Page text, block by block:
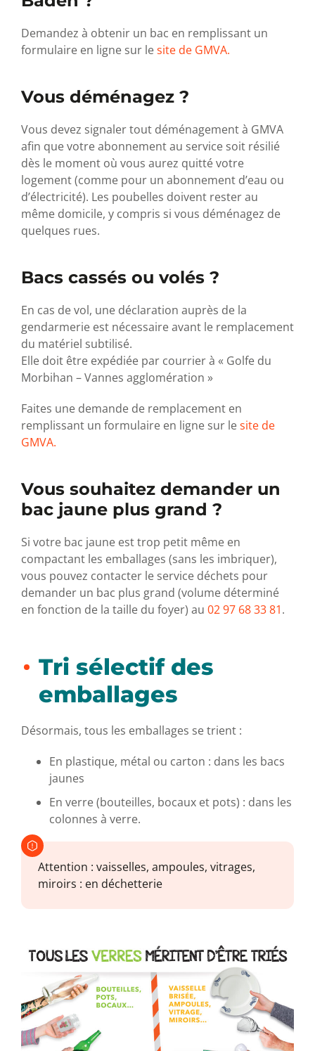
Demandez à obtenir un bac en remplissant un
formulaire en ligne sur lesite de GMVA.
Vous déménagez ?
Vous devez signaler tout déménagement à GMVA
afin que votre abonnement au service soit résilié
dès le moment où vous aurez quitté votre
logement (comme pour un abonnement d’eau ou
d’électricité). Les poubelles doivent rester au
même domicile, y compris si vous déménagez de
quelques rues.
Bacs cassés ou volés ?
En cas de vol, une déclaration auprès de la
gendarmerie est nécessaire avant le remplacement
du matériel subtilisé.
Elle doit être expédiée par courrier à « Golfe du
Morbihan – Vannes agglomération »
Faites une demande de remplacement en
remplissant un formulaire en ligne sur lesite de
GMVA.
Vous souhaitez demander un
bac jaune plus grand ?
Si votre bac jaune est trop petit même en
compactant les emballages (sans les imbriquer),
vous pouvez contacter le service déchets pour
demander un bac plus grand (volume déterminé
en fonction de la taille du foyer) au 02 97 68 33 81.
Tri sélectif des
emballages
Désormais, tous les emballages se trient :
En plastique, métal ou carton : dans les bacs
jaunes
En verre (bouteilles, bocaux et pots) : dans les
colonnes à verre.
Attention : vaisselles, ampoules, vitrages,
miroirs : en déchetterie